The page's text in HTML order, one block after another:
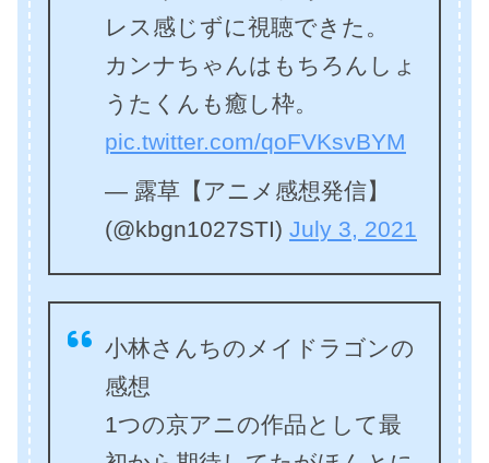
レス感じずに視聴できた。
カンナちゃんはもちろんしょ
うたくんも癒し枠。
pic.twitter.com/qoFVKsvBYM
— 露草【アニメ感想発信】
(@kbgn1027STI) July 3, 2021
小林さんちのメイドラゴンの
感想
1つの京アニの作品として最